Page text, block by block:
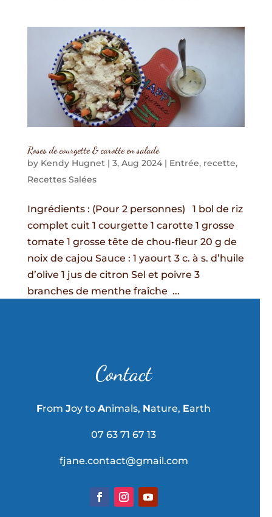
Roses de courgette & carotte en salade
by Kendy Hugnet| 3, Aug 2024| Entrée, recette,
Recettes Salées
Ingrédients : (Pour 2 personnes) 1 bol de riz
complet cuit 1 courgette 1 carotte 1 grosse
tomate 1 grosse tête de chou-fleur 20 g de
noix de cajou Sauce : 1 yaourt 3 c. à s. d’huile
d’olive 1 jus de citron Sel et poivre 3
branches de menthe fraîche ...
Contact
FromJoy toAnimals, Nature, Earth
07 63 71 67 13
fjane.contact@gmail.com